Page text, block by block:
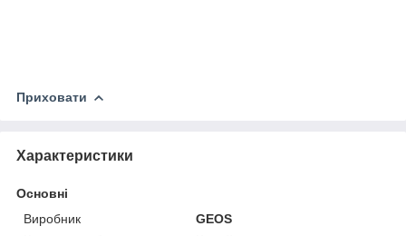
Приховати
Характеристики
Основні
Виробник
GEOS